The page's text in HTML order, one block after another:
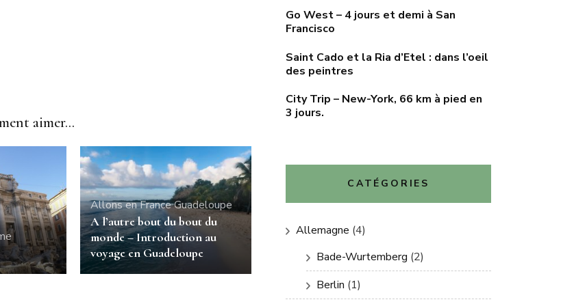
aimer...
Allons en FranceGuadeloupe
A l’autre bout du bout du
monde – Introduction au
voyage en Guadeloupe
Go West – 4 jours et demi à San
Francisco
Saint Cado et la Ria d’Etel : dans l’oeil
des peintres
City Trip – New-York, 66 km à pied en
3 jours.
CATÉGORIES
Allemagne (4)
Bade-Wurtemberg (2)
Berlin (1)